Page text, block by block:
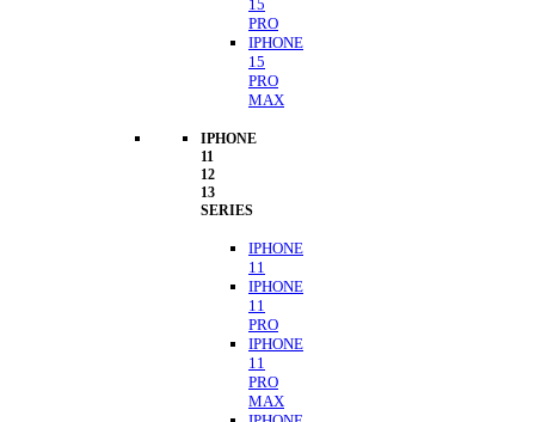
15
PRO
IPHONE
15
PRO
MAX
IPHONE
11
12
13
SERIES
IPHONE
11
IPHONE
11
PRO
IPHONE
11
PRO
MAX